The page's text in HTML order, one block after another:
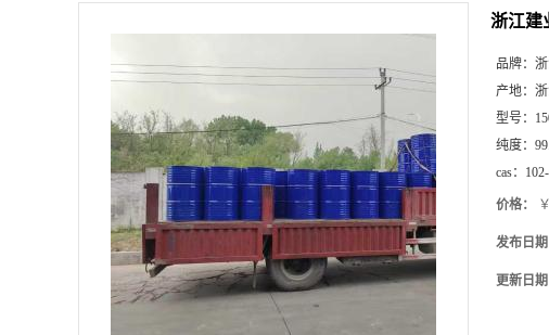
浙江建
品牌：
产地：
型号：
纯度：
cas：
价格：
发布日期
更新日期